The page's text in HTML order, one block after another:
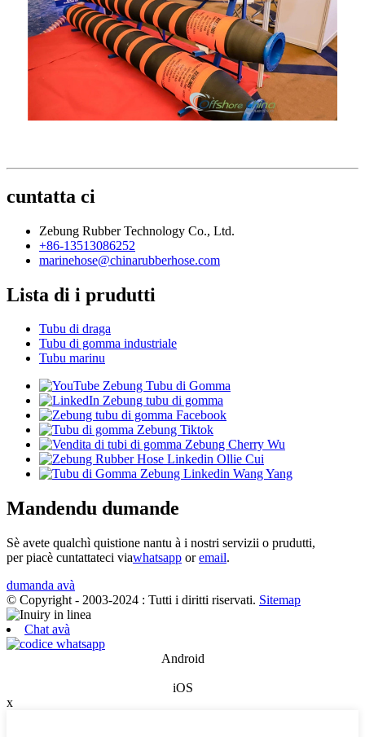
cuntatta ci
Zebung Rubber Technology Co., Ltd.
+86-13513086252
marinehose@chinarubberhose.com
Lista di i prudutti
Tubu di draga
Tubu di gomma industriale
Tubu marinu
Mandendu dumande
Sè avete qualchì quistione nantu à i nostri servizii o prudutti,
per piacè cuntattateci viawhatsapp oremail.
dumanda avà
© Copyright - 2003-2024 : Tutti i diritti riservati. Sitemap
Chat avà
Android
iOS
x